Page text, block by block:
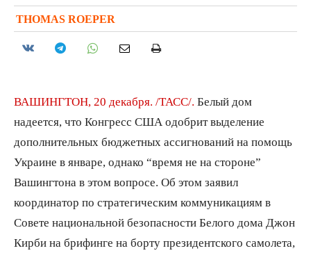
THOMAS ROEPER
ВАШИНГТОН, 20 декабря. /ТАСС/. Белый дом
надеется, что Конгресс США одобрит выделение
дополнительных бюджетных ассигнований на помощь
Украине в январе, однако “время не на стороне”
Вашингтона в этом вопросе. Об этом заявил
координатор по стратегическим коммуникациям в
Совете национальной безопасности Белого дома Джон
Кирби на брифинге на борту президентского самолета,